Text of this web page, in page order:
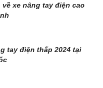
xe nâng tay điện cao
tay điện thấp 2024 tại